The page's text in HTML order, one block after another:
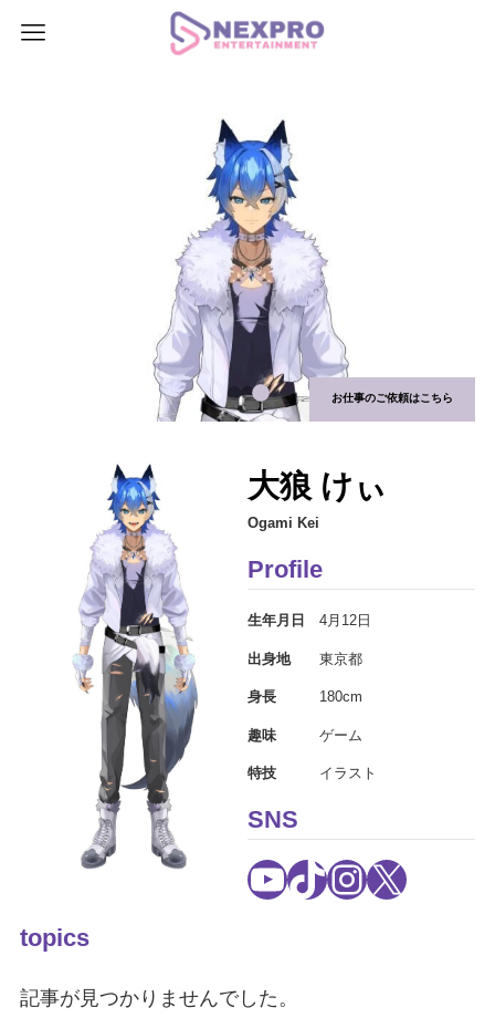
お仕事のご依頼はこちら
大狼 けぃ
Ogami Kei
Profile
生年月日 4月12日
出身地東京都
身長 180cm
趣味 ゲーム
特技 イラスト
SNS
YouTube TikTok InstagramX
topics
記事が見つかりませんでした。